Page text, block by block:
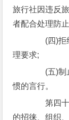
旅行社因违反
者配合处理防
(四)拒绝
理要求;
(五)制止
惯的言行。
第四十
的招徕、组织